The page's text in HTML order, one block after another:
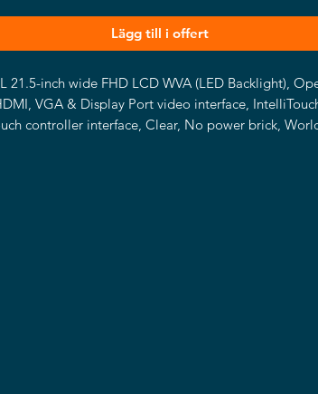
Lägg till i offert
21.5-inch wide FHD LCD WVA (LED Backlight),
VGA & Display Port video interface,
controller interface, Clear, No power brick,